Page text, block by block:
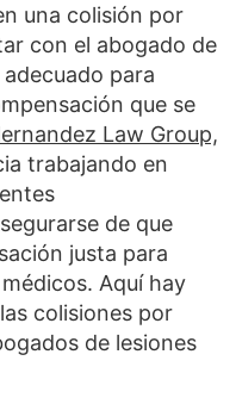
una colisión por
con el abogado de
para
que se
Law Group,
trabajando en
de que
justa para
Aquí hay
colisiones por
de lesiones